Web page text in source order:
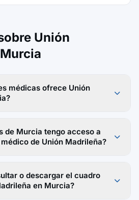
Unión
médicas ofrece Unión
de Murcia tengo acceso a
de Unión Madrileña?
o descargar el cuadro
en Murcia?